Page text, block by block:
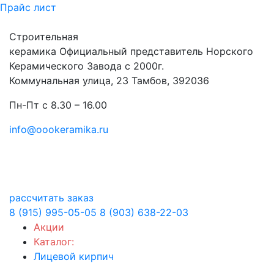
Прайс лист
Строительная
керамика Официальный представитель Норского
Керамического Завода с 2000г.
Коммунальная улица, 23 Тамбов, 392036
Пн-Пт с 8.30 – 16.00
info@oookeramika.ru
рассчитать заказ
8 (915) 995-05-05 8 (903) 638-22-03
Акции
Каталог:
Лицевой кирпич